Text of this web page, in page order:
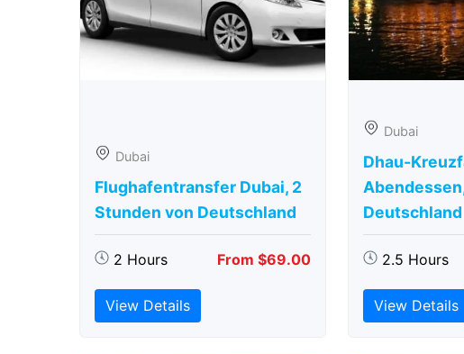
Dubai
Flughafentransfer Dubai, 2
Stunden von Deutschland
2 Hours From $69.00
View Details
Dubai
Dhau-
Deutschland
2.5 Hours
View Details